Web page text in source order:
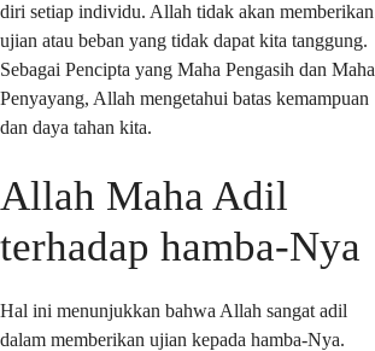
diri setiap individu. Allah tidak akan memberikan
ujian atau beban yang tidak dapat kita tanggung.
Sebagai Pencipta yang Maha Pengasih dan Maha
Penyayang, Allah mengetahui batas kemampuan
dan daya tahan kita.
Allah Maha Adil
terhadap hamba-Nya
Hal ini menunjukkan bahwa Allah sangat adil
dalam memberikan ujian kepada hamba-Nya.